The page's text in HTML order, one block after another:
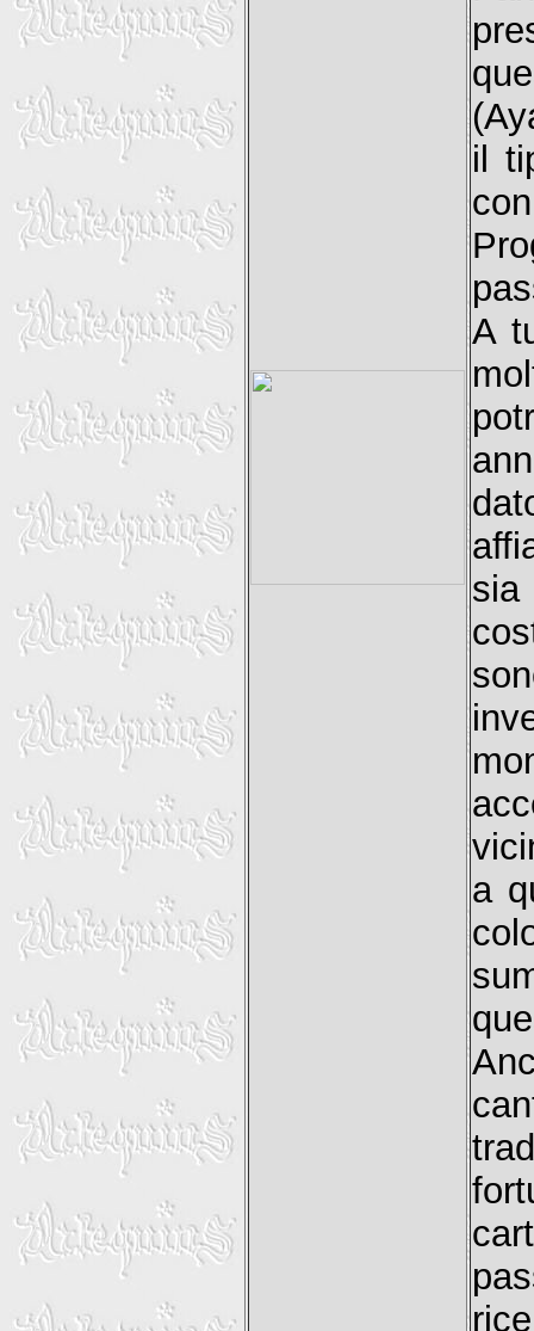
il
A
a